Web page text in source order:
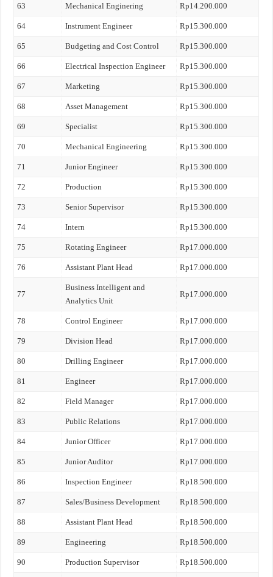
63 Mechanical Enginering Rp14.200.000
64 Instrument Engineer Rp15.300.000
65 Budgeting and Cost Control Rp15.300.000
66 Electrical Inspection Engineer Rp15.300.000
67 Marketing Rp15.300.000
68 Asset Management Rp15.300.000
69 Specialist Rp15.300.000
70 Mechanical Engineering Rp15.300.000
71 Junior Engineer Rp15.300.000
72 Production Rp15.300.000
73 Senior Supervisor Rp15.300.000
74 Intern Rp15.300.000
75 Rotating Engineer Rp17.000.000
76 Assistant Plant Head Rp17.000.000
77
Business Intelligent and
Analytics Unit
Rp17.000.000
78 Control Engineer Rp17.000.000
79 Division Head Rp17.000.000
80 Drilling Engineer Rp17.000.000
81 Engineer Rp17.000.000
82 Field Manager Rp17.000.000
83 Public Relations Rp17.000.000
84 Junior Officer Rp17.000.000
85 Junior Auditor Rp17.000.000
86 Inspection Engineer Rp18.500.000
87 Sales/Business Development Rp18.500.000
88 Assistant Plant Head Rp18.500.000
89 Engineering Rp18.500.000
90 Production Supervisor Rp18.500.000